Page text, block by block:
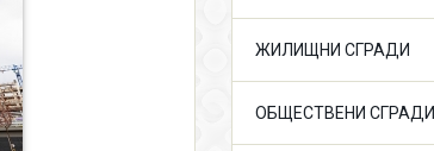
ЖИЛИЩНИ СГРАДИ
ОБЩЕСТВЕНИ СГРАДИ